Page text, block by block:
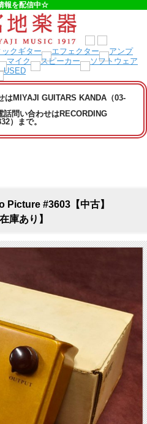
報を配信中☆
はMIYAJI GUITARS KANDA（03-
話問い合わせはRECORDING
）まで。
Picture #3603【中古】
庫あり】